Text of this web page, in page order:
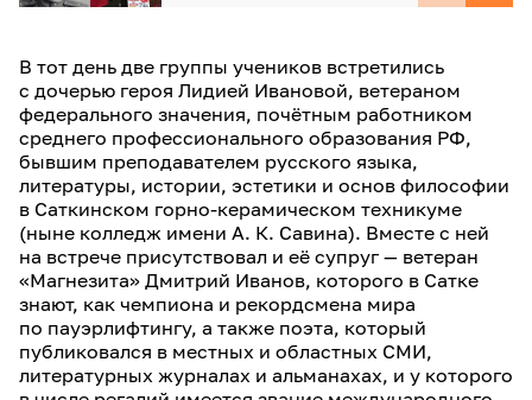
В тот день две группы учеников встретились
с дочерью героя Лидией Ивановой, ветераном
федерального значения, почётным работником
среднего профессионального образования РФ,
бывшим преподавателем русского языка,
литературы, истории, эстетики и основ философии
в Саткинском горно-керамическом техникуме
(ныне колледж имени А. К. Савина). Вместе с ней
на встрече присутствовал и её супруг — ветеран
«Магнезита» Дмитрий Иванов, которого в Сатке
знают, как чемпиона и рекордсмена мира
по пауэрлифтингу, а также поэта, который
публиковался в местных и областных СМИ,
литературных журналах и альманахах, и у которого